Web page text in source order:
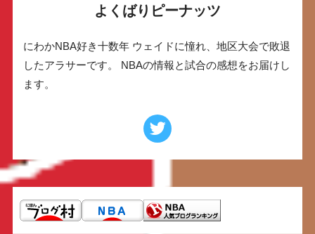
よくばりピーナッツ
にわかNBA好き十数年 ウェイドに憧れ、地区大会で敗退
したアラサーです。 NBAの情報と試合の感想をお届けし
ます。